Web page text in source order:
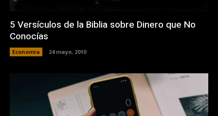
5 Versículos de la Biblia sobre Dinero que No
Conocías
Economia 24 mayo, 2010